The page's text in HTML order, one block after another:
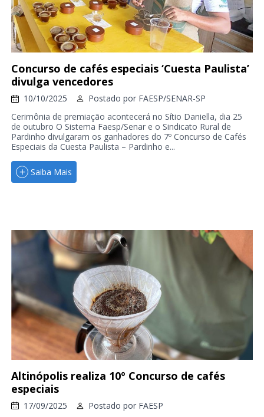
Concurso de cafés especiais ‘Cuesta Paulista’
divulga vencedores
10/10/2025 Postado por FAESP/SENAR-SP
Cerimônia de premiação acontecerá no Sítio Daniella, dia 25
de outubro O Sistema Faesp/Senar e o Sindicato Rural de
Pardinho divulgaram os ganhadores do 7º Concurso de Cafés
Especiais da Cuesta Paulista – Pardinho e...
Saiba Mais
Altinópolis realiza 10º Concurso de cafés
especiais
17/09/2025 Postado por FAESP